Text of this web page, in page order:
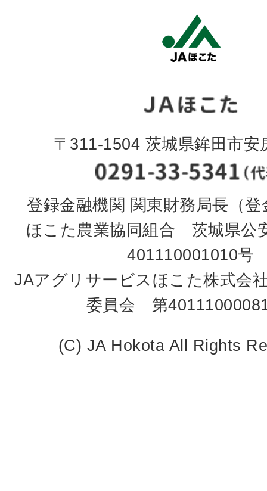
〒311-1504 茨城県鉾田市安
登録金融機関 関東財務局長（登
ほこた農業協同組合 茨城県
401110001010号
JAアグリサービスほこた株式会
委員会 第
(C) JA Hokota All Rights